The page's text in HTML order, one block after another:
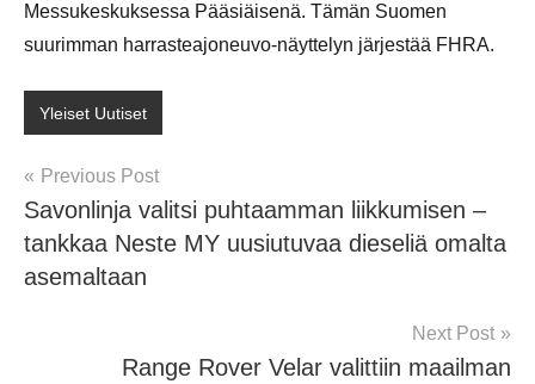
Messukeskuksessa Pääsiäisenä. Tämän Suomen
suurimman harrasteajoneuvo-näyttelyn järjestää FHRA.
Yleiset Uutiset
Post
navigation
Previous Post
Savonlinja valitsi puhtaamman liikkumisen –
tankkaa Neste MY uusiutuvaa dieseliä omalta
asemaltaan
Next Post
Range Rover Velar valittiin maailman